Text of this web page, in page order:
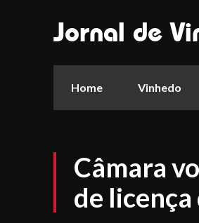
Jornal de
Home Vinhedo
Câmara
de